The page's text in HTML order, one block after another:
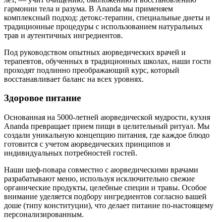
гармонии тела и разума. В Ananda мы применяем
комплексный подход: детокс-терапии, специальные диеты и
традиционные процедуры с использованием натуральных
трав и аутентичных ингредиентов.
Под руководством опытных аюрведических врачей и
терапевтов, обученных в традиционных школах, наши гости
проходят подлинно преображающий курс, который
восстанавливает баланс на всех уровнях.
Здоровое питание
Основанная на 5000-летней аюрведической мудрости, кухня
Ananda превращает прием пищи в целительный ритуал. Мы
создали уникальную концепцию питания, где каждое блюдо
готовится с учетом аюрведических принципов и
индивидуальных потребностей гостей.
Наши шеф-повара совместно с аюрведическими врачами
разрабатывают меню, используя исключительно свежие
органические продукты, целебные специи и травы. Особое
внимание уделяется подбору ингредиентов согласно вашей
доше (типу конституции), что делает питание по-настоящему
персонализированным.